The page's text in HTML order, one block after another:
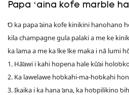
Papa ʻaina kofe marble
ʻO ka papa ʻaina kofe kinikini hanohano
kila champagne gula palaki a me ke
ka lama a me ka ʻike ʻike maka i nā lumi
1. Hāʻawi i kahi hopena hale kūʻai
2. Ka lawelawe hoʻokahi-ma-hoʻokahi
3. Ikaika i ka hana ʻana, ka hoʻopilikino